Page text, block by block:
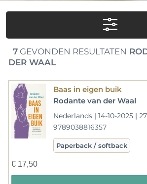
7GEVONDEN RESULTATEN
DER WAAL
Baas in eigen buik
Rodante van der Waal
Nederlands | 14-10-2025 |
9789038816357
Paperback / softback
€17,50